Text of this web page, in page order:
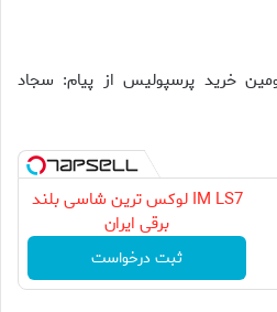
خريد پرسپوليس از پيام: سجاد
IM LS7 لوکس ترین شاسی بلند
برقی ایران
ثبت درخواست